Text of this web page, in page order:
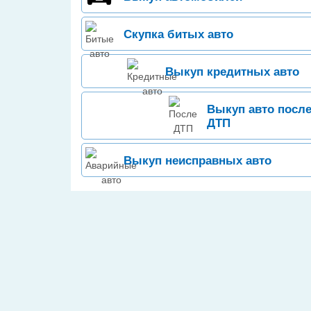
Скупка битых авто
Выкуп кредитных авто
Выкуп авто после
ДТП
Выкуп неисправных авто